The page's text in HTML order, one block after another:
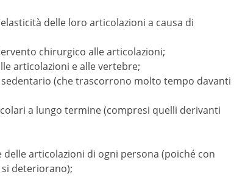
delle loro articolazioni a causa di
chirurgico alle articolazioni;
articolazioni e alle vertebre;
(che trascorrono molto tempo davanti
a lungo termine (compresi quelli derivanti
articolazioni di ogni persona (poiché con
deteriorano);